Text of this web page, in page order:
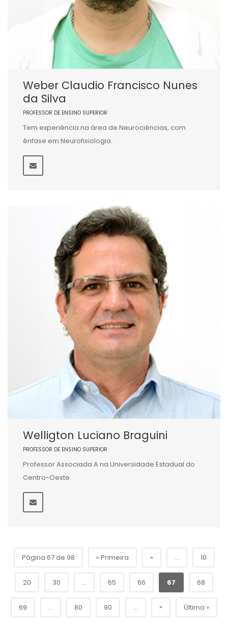
Weber Claudio Francisco Nunes
da Silva
PROFESSOR DE ENSINO SUPERIOR
Tem experiência na área de Neurociências, com
ênfase em Neurofisiologia.
Welligton Luciano Braguini
PROFESSOR DE ENSINO SUPERIOR
Professor Associada A na Universidade Estadual do
Centro-Oeste.
Página 67 de 98 « Primeira « ... 10
20 30 ... 65 66 67 68
69 ... 80 90 ... » Última »